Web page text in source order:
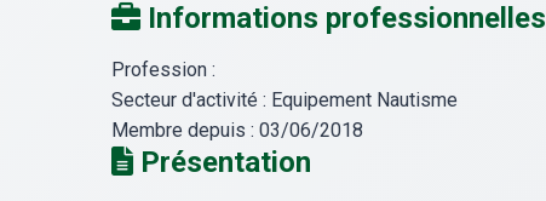
Informations professionnelles
Profession :
Secteur d'activité : Equipement Nautisme
Membre depuis : 03/06/2018
Présentation